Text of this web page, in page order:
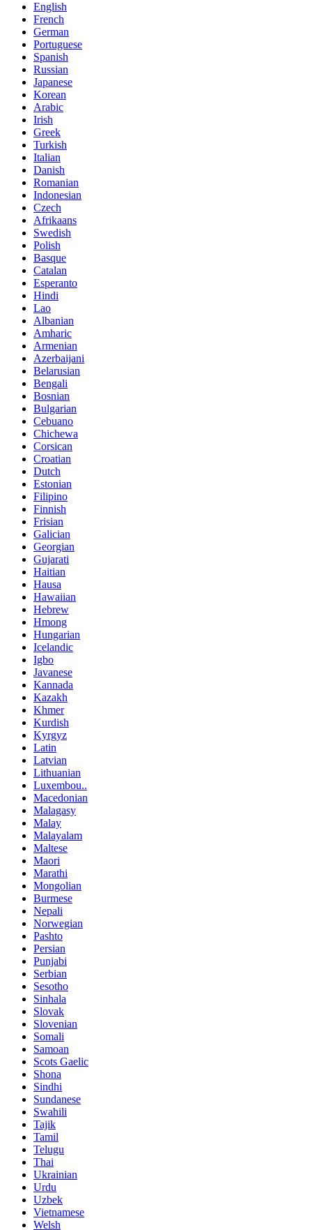
English
French
German
Portuguese
Spanish
Russian
Japanese
Korean
Arabic
Irish
Greek
Turkish
Italian
Danish
Romanian
Indonesian
Czech
Afrikaans
Swedish
Polish
Basque
Catalan
Esperanto
Hindi
Lao
Albanian
Amharic
Armenian
Azerbaijani
Belarusian
Bengali
Bosnian
Bulgarian
Cebuano
Chichewa
Corsican
Croatian
Dutch
Estonian
Filipino
Finnish
Frisian
Galician
Georgian
Gujarati
Haitian
Hausa
Hawaiian
Hebrew
Hmong
Hungarian
Icelandic
Igbo
Javanese
Kannada
Kazakh
Khmer
Kurdish
Kyrgyz
Latin
Latvian
Lithuanian
Luxembou..
Macedonian
Malagasy
Malay
Malayalam
Maltese
Maori
Marathi
Mongolian
Burmese
Nepali
Norwegian
Pashto
Persian
Punjabi
Serbian
Sesotho
Sinhala
Slovak
Slovenian
Somali
Samoan
Scots Gaelic
Shona
Sindhi
Sundanese
Swahili
Tajik
Tamil
Telugu
Thai
Ukrainian
Urdu
Uzbek
Vietnamese
Welsh